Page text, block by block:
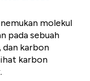
molekul
pada sebuah
karbon
karbon